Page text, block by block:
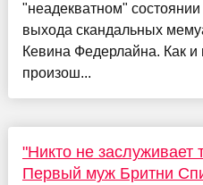
"неадекватном"
выхода скандальных
Кевина Федерлайна. Как и
произош...
"Никто не заслуживает
Первый муж Бритни